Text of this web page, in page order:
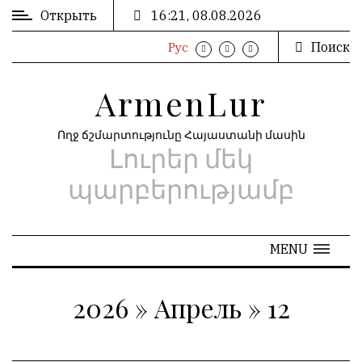
ВХОД
РЕГИСТРАЦИЯ
ՄՈՒՏՔ
Открыть 16:21, 08.08.2026
Рус Поиск
ArmenLur
Ողջ ճշմարտությունը Հայաստանի մասին
Լուրեր մեկ
պարբերությամբ
MENU
2026 » Апрель » 12